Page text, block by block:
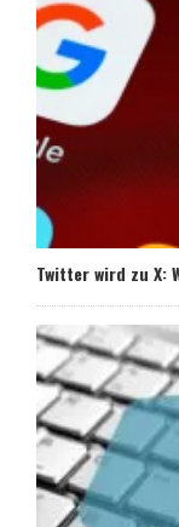
Twitter wird zu X: